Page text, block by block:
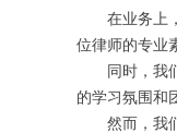
在业务上
位律师的专业
同时，我
的学习氛围和
然而，我